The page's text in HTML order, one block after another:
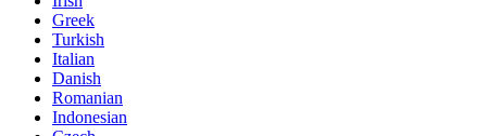
Greek
Turkish
Italian
Danish
Romanian
Indonesian